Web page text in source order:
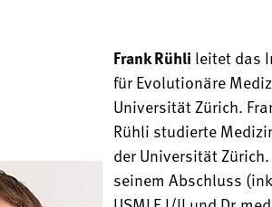
Frank Rühli leitet das
für Evolutionäre
Universität Zürich.
Rühli studierte
der Universität
seinem Abschluss